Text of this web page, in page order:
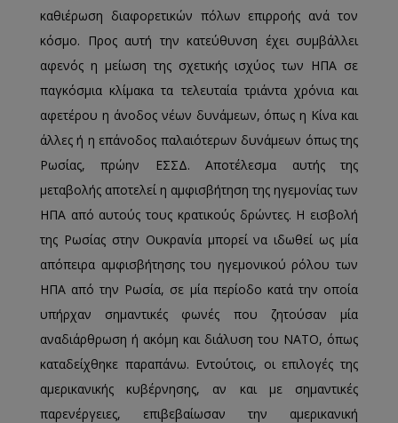
καθιέρωση διαφορετικών πόλων επιρροής ανά τον
κόσμο. Προς αυτή την κατεύθυνση έχει συμβάλλει
αφενός η μείωση της σχετικής ισχύος των ΗΠΑ σε
παγκόσμια κλίμακα τα τελευταία τριάντα χρόνια και
αφετέρου η άνοδος νέων δυνάμεων, όπως η Κίνα και
άλλες ή η επάνοδος παλαιότερων δυνάμεων όπως της
Ρωσίας, πρώην ΕΣΣΔ. Αποτέλεσμα αυτής της
μεταβολής αποτελεί η αμφισβήτηση της ηγεμονίας των
ΗΠΑ από αυτούς τους κρατικούς δρώντες. Η εισβολή
της Ρωσίας στην Ουκρανία μπορεί να ιδωθεί ως μία
απόπειρα αμφισβήτησης του ηγεμονικού ρόλου των
ΗΠΑ από την Ρωσία, σε μία περίοδο κατά την οποία
υπήρχαν σημαντικές φωνές που ζητούσαν μία
αναδιάρθρωση ή ακόμη και διάλυση του ΝΑΤΟ, όπως
καταδείχθηκε παραπάνω. Εντούτοις, οι επιλογές της
αμερικανικής κυβέρνησης, αν και με σημαντικές
παρενέργειες, επιβεβαίωσαν την αμερικανική